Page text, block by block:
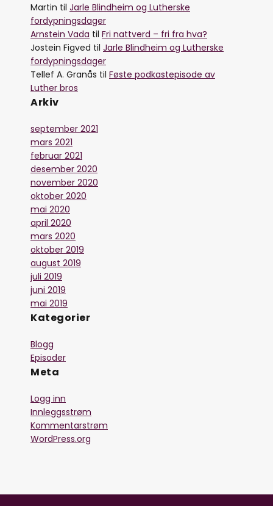
Martin til Jarle Blindheim og Lutherske
fordypningsdager
Arnstein Vada til Fri nattverd – fri fra hva?
Jostein Figved til Jarle Blindheim og Lutherske
fordypningsdager
Tellef A. Granås til Føste podkastepisode av
Luther bros
Arkiv
september 2021
mars 2021
februar 2021
desember 2020
november 2020
oktober 2020
mai 2020
april 2020
mars 2020
oktober 2019
august 2019
juli 2019
juni 2019
mai 2019
Kategorier
Blogg
Episoder
Meta
Logg inn
Innleggsstrøm
Kommentarstrøm
WordPress.org